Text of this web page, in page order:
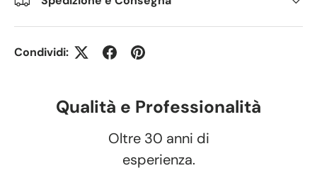
Condividi:
Qualità e Professionalità
Oltre 30 anni di
esperienza.